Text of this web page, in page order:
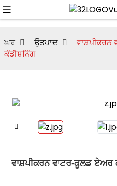
ਘਰ ਉਤਪਾਦ
ਕੰਡੀਸ਼ਨਿੰਗ
ਵਾਸ਼ਪੀਕਰਨ ਵਾਟਰ-ਕੂਲਡ ਏਅਰ